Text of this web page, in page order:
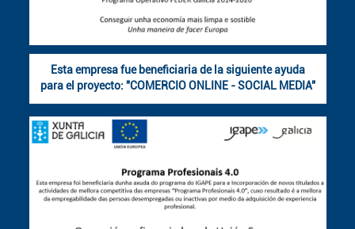
Esta empresa fue beneficiaria de la siguiente ayuda
para el proyecto: "COMERCIO ONLINE - SOCIAL MEDIA"